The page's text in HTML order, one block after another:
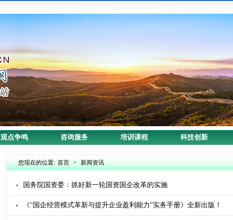
观点争鸣 咨询服务 培训课程 科技创新
您现在的位置: 首页 > 新闻资讯
国务院国资委：抓好新一轮国资国企改革的实施
《“国企经营模式革新与提升企业盈利能力”实务手册》全新出版！